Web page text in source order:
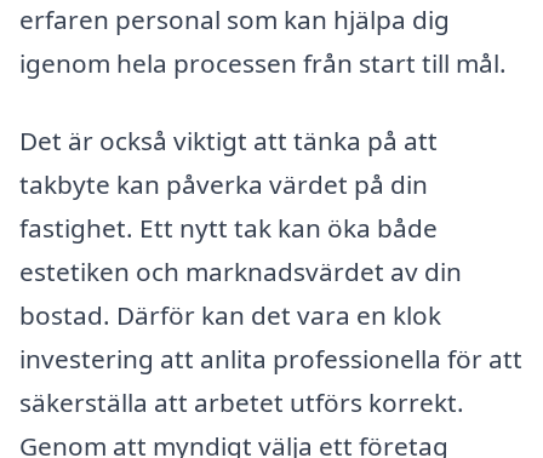
erfaren personal som kan hjälpa dig
igenom hela processen från start till mål.
Det är också viktigt att tänka på att
takbyte kan påverka värdet på din
fastighet. Ett nytt tak kan öka både
estetiken och marknadsvärdet av din
bostad. Därför kan det vara en klok
investering att anlita professionella för att
säkerställa att arbetet utförs korrekt.
Genom att myndigt välja ett företag